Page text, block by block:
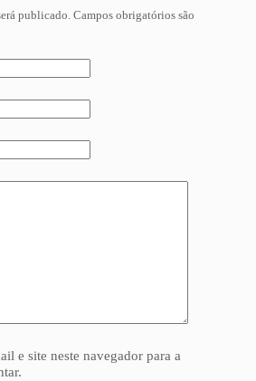
publicado. Campos obrigatórios são
e site neste navegador para a